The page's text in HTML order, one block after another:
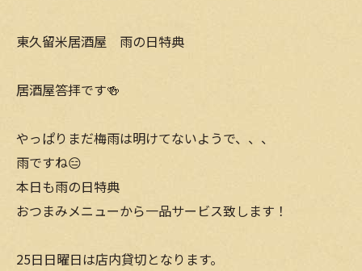
東久留米居酒屋 雨の日特典
居酒屋答拝です🍻
やっぱりまだ梅雨は明けてないようで、、、
雨ですね😑
本日も雨の日特典
おつまみメニューから一品サービス致します！
25日日曜日は店内貸切となります。